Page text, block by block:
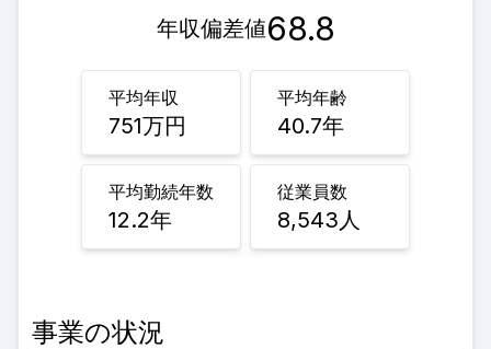
年収偏差値68.8
平均年収
751万円
平均年齢
40.7年
平均勤続年数
12.2年
従業員数
8,543人
事業の状況